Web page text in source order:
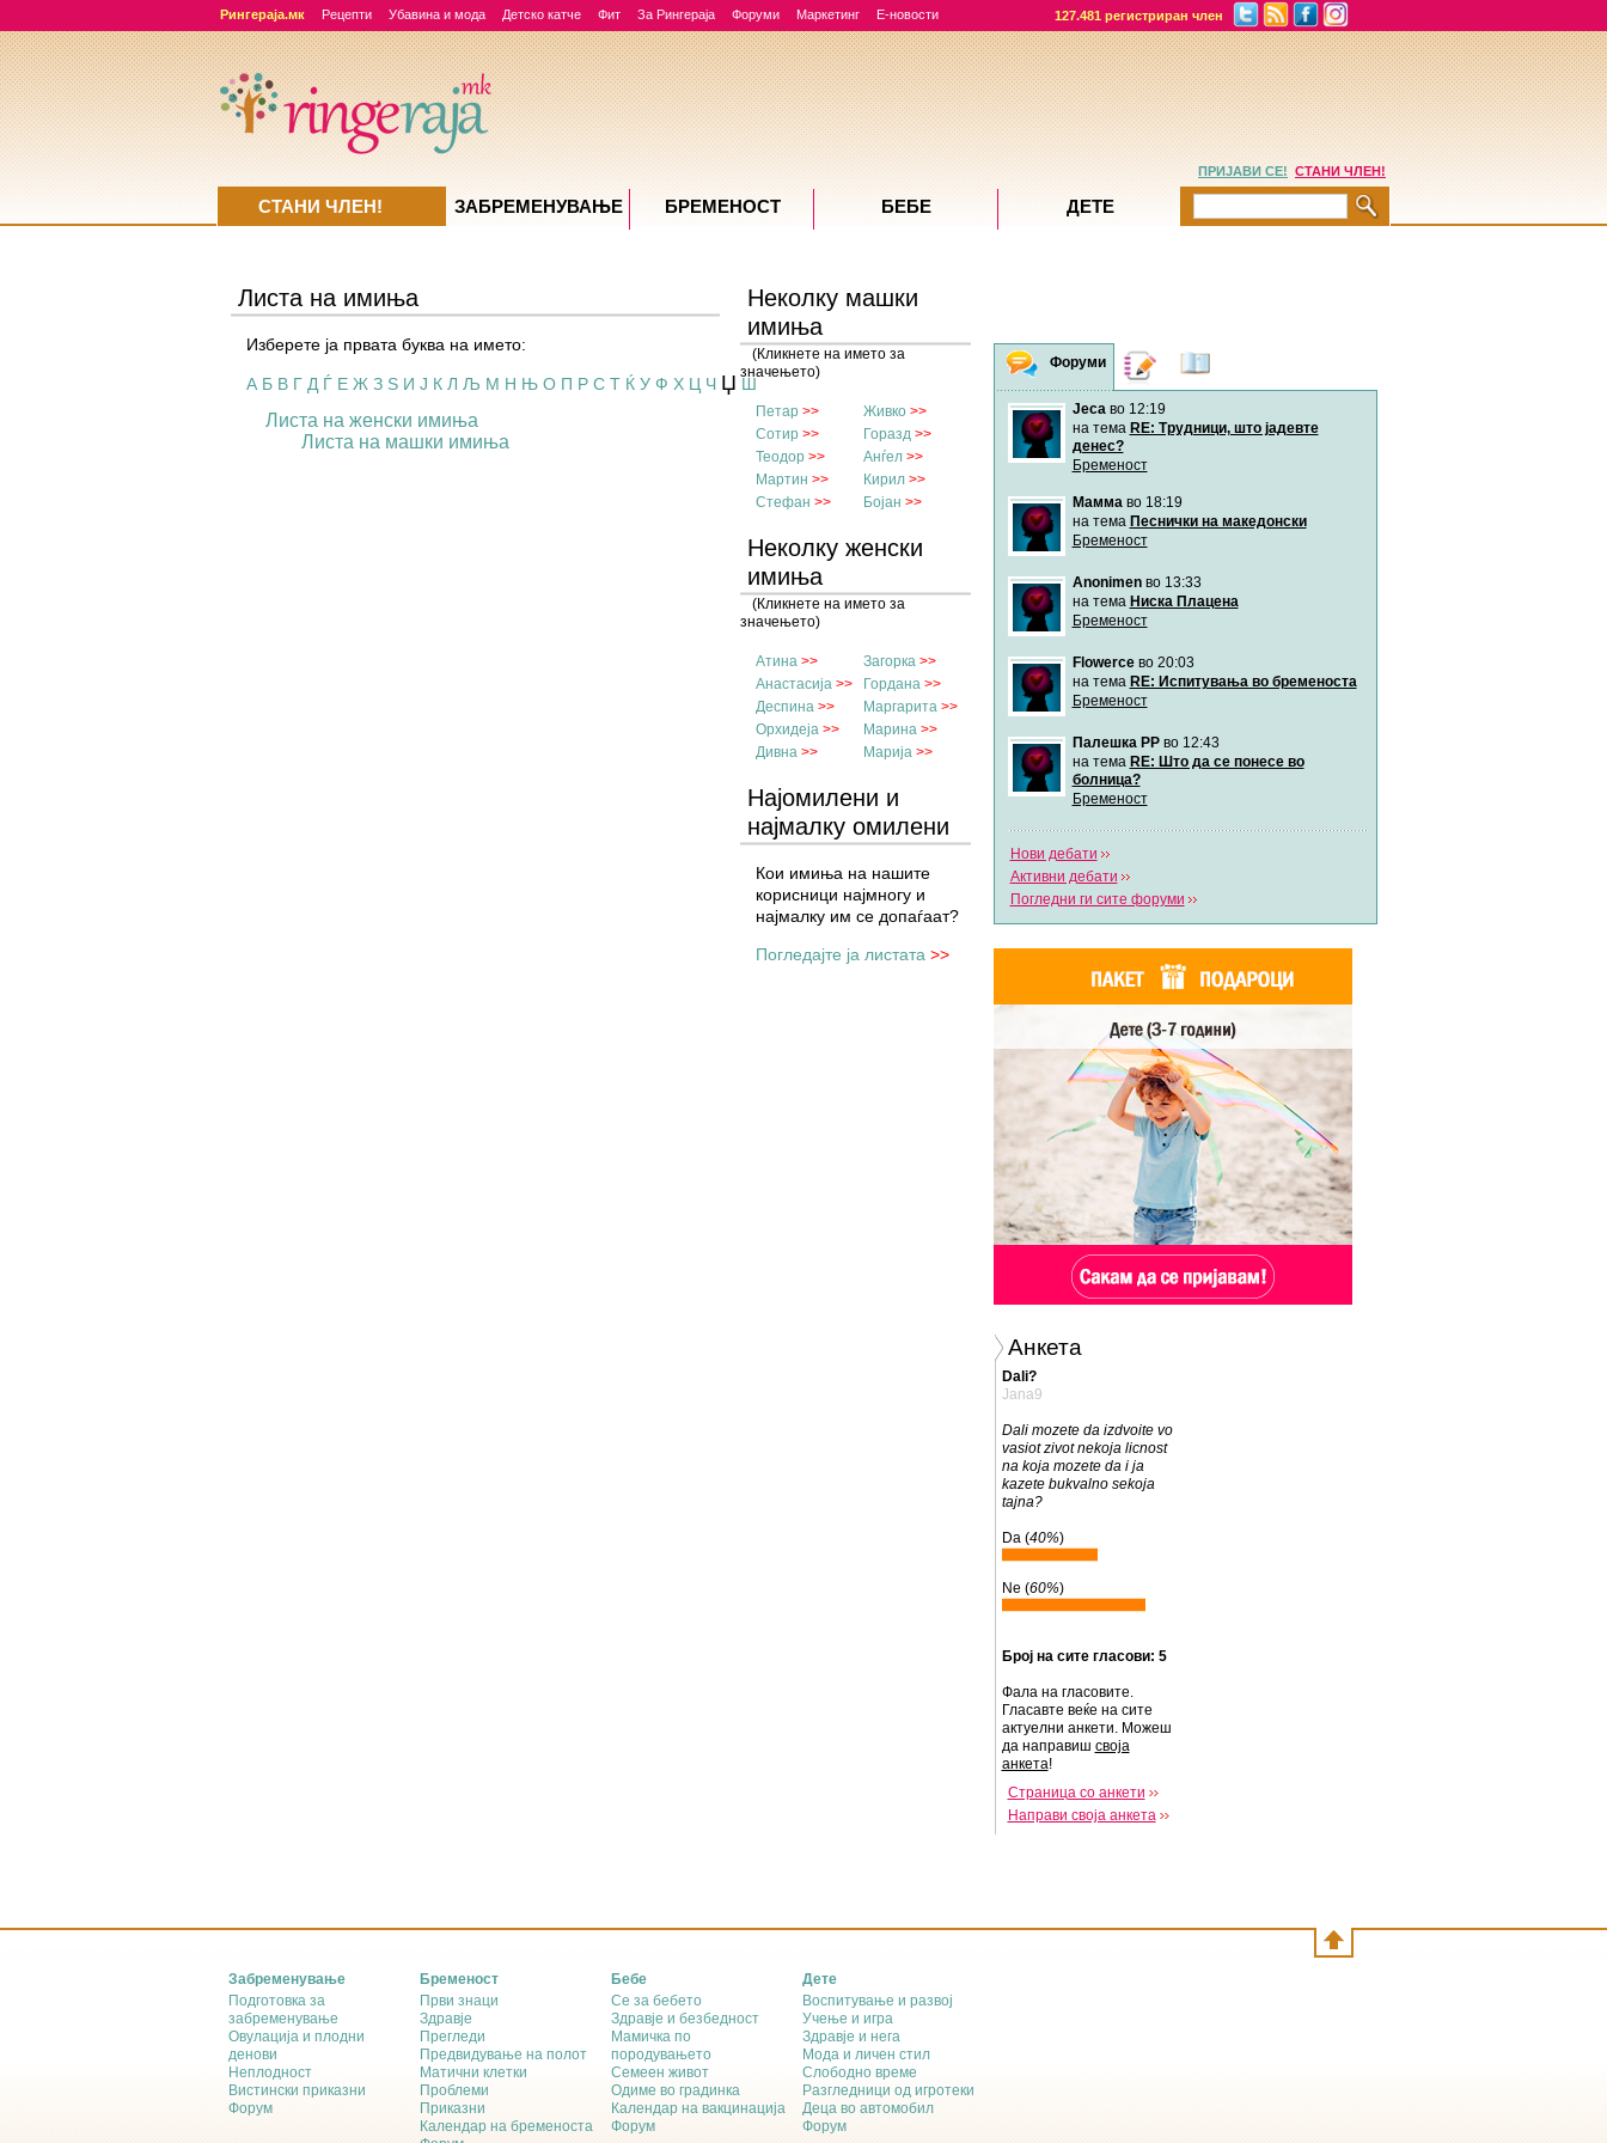
Рингераја.мк Рецепти Убавина и мода Детско катче Фит За Рингераја Форуми Маркетинг Е-новости 127.481 регистриран член
Листа на имиња
Изберете ја првата буква на името:
А Б В Г Д Ѓ Е Ж З Ѕ И Ј К Л Љ М Н Њ О П Р С Т Ќ У Ф Х Ц Ч Џ Ш
Листа на женски имиња
Листа на машки имиња
Неколку машки
имиња
(Кликнете на името за
значењето)
Петар >> Живко >>
Сотир >> Горазд >>
Теодор >> Анѓел >>
Мартин >> Кирил >>
Стефан >> Бојан >>
Неколку женски
имиња
(Кликнете на името за
значењето)
Атина >> Загорка >>
Анастасија >> Гордана >>
Деспина >> Маргарита >>
Орхидеја >> Марина >>
Дивна >> Марија >>
Најомилени и
најмалку омилени
Кои имиња на нашите
корисници најмногу и
најмалку им се допаѓаат?
Погледајте ја листата >>
Форуми Дневници
Jecaво 12:19
на тема RE: Трудници, што јадевте
денес?
Бременост
Маммаво 18:19
на тема Песнички на македонски
Бременост
Anonimenво 13:33
на тема Ниска Плацена
Бременост
Flowerceво 20:03
на тема RE: Испитувања во бременоста
Бременост
Палешка РРво 12:43
на тема RE: Што да се понесе во
болница?
Бременост
Нови дебати
Активни дебати
Погледни ги сите форуми
Анкета
Dali?
Jana9
Dali mozete da izdvoite vo
vasiot zivot nekoja licnost
na koja mozete da i ja
kazete bukvalno sekoja
tajna?
Da (40%)
Ne (60%)
Број на сите гласови: 5
Фала на гласовите.
Гласавте веќе на сите
актуелни анкети. Можеш
да направиш своја
анкета!
Страница со анкети
Направи своја анкета
ПРИЈАВИ СЕ! СТАНИ ЧЛЕН!
СТАНИ ЧЛЕН! ЗАБРЕМЕНУВАЊE БРЕМЕНОСТ БЕБЕ ДЕТЕ
Забременување
Подготовка за
забременување
Овулација и плодни
денови
Неплодност
Вистински приказни
Форум
Бременост
Први знаци
Здравје
Прегледи
Предвидување на полот
Матични клетки
Проблеми
Приказни
Календар на бременоста
Бебе
Се за бебето
Здравје и безбедност
Мамичка по
породувањето
Семеен живот
Одиме во градинка
Календар на вакцинација
Форум
Дете
Воспитување и развој
Учење и игра
Здравје и нега
Мода и личен стил
Слободно време
Разгледници од игротеки
Деца во автомобил
Форум